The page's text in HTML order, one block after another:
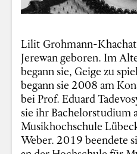
Lilit Grohmann-
Jerewan geboren. Im
begann sie, Geige zu
begann sie 2008 am
bei Prof. Eduard
sie ihr Bachelorstudium
Musikhochschule
Weber. 2019 beendete